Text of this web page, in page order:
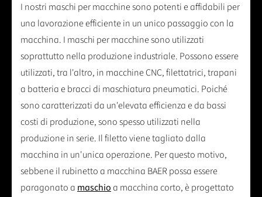
I nostri maschi per macchine sono potenti e affidabili per
una lavorazione efficiente in un unico passaggio con la
macchina. I maschi per macchine sono utilizzati
soprattutto nella produzione industriale. Possono essere
utilizzati, tra l'altro, in macchine CNC, filettatrici, trapani
a batteria e bracci di maschiatura pneumatici. Poiché
sono caratterizzati da un'elevata efficienza e da bassi
costi di produzione, sono spesso utilizzati nella
produzione in serie. Il filetto viene tagliato dalla
macchina in un'unica operazione. Per questo motivo,
sebbene il rubinetto a macchina BAER possa essere
paragonato amaschioa macchina corto, è progettato